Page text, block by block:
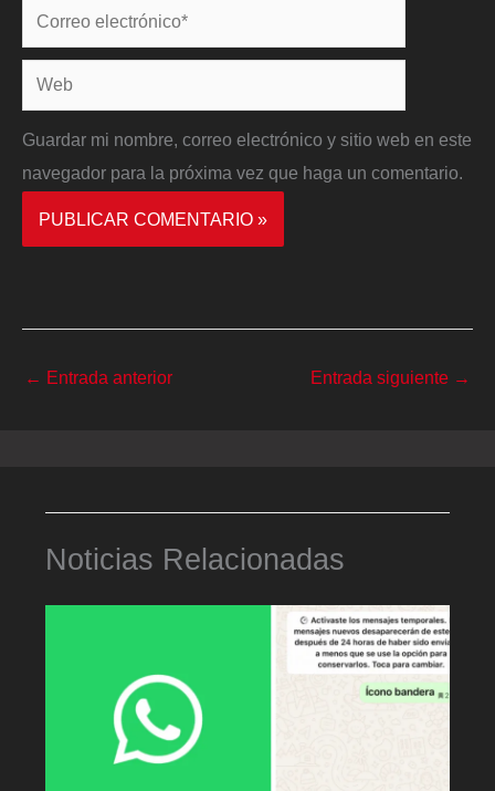
Correo
electrónico*
Web
Guardar mi nombre, correo electrónico y sitio web en este
navegador para la próxima vez que haga un comentario.
← Entrada anterior Entrada siguiente →
Noticias Relacionadas